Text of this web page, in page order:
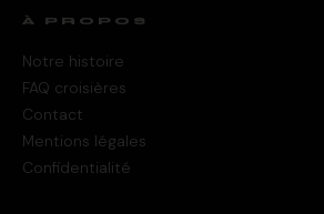
À PROPOS
Notre histoire
FAQ croisières
Contact
Mentions légales
Confidentialité